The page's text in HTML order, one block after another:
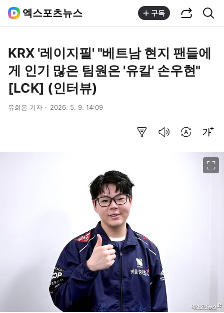
엑스포츠뉴스 구독
KRX '레이지필' "베트남 현지 팬들에
게 인기 많은 팀원은 '유칼' 손우현"
[LCK] (인터뷰)
유희은 기자 2026. 5. 9. 14:09